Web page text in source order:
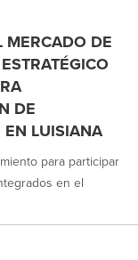
MERCADO DE
DE
EN LUISIANA
para participar
en el